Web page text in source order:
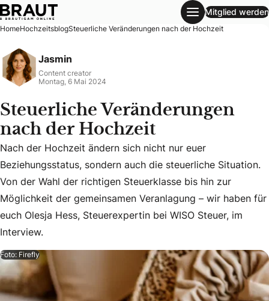
Steuerliche Veränderungen nach der Hochzeit
Mitglied werden
HomeHochzeitsblogSteuerliche Veränderungen nach der Hochzeit
Jasmin
Content creator
Montag, 6 Mai 2024
Steuerliche Veränderungen
nach der Hochzeit
Nach der Hochzeit ändern sich nicht nur euer
Nach der Hochzeit ändern sich nicht nur euer
Beziehungsstatus, sondern auch die steuerliche Situation.
Von der Wahl der richtigen Steuerklasse bis hin zur
Möglichkeit der gemeinsamen Veranlagung – wir haben für
euch Olesja Hess, Steuerexpertin bei WISO Steuer, im
Interview.
Foto: Firefly